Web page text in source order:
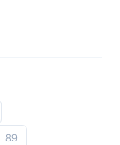
89